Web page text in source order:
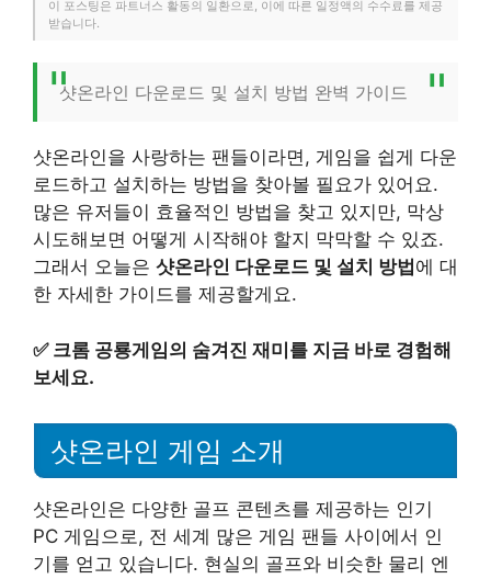
이 포스팅은 파트너스 활동의 일환으로, 이에 따른 일정액의 수수료를 제공
받습니다.
샷온라인 다운로드 및 설치 방법 완벽 가이드
샷온라인을 사랑하는 팬들이라면, 게임을 쉽게 다운
로드하고 설치하는 방법을 찾아볼 필요가 있어요.
많은 유저들이 효율적인 방법을 찾고 있지만, 막상
시도해보면 어떻게 시작해야 할지 막막할 수 있죠.
그래서 오늘은 샷온라인 다운로드 및 설치 방법 에 대
한 자세한 가이드를 제공할게요.
✅ 크롬 공룡게임의 숨겨진 재미를 지금 바로 경험해
보세요.
샷온라인 게임 소개
샷온라인은 다양한 골프 콘텐츠를 제공하는 인기
PC 게임으로, 전 세계 많은 게임 팬들 사이에서 인
기를 얻고 있습니다. 현실의 골프와 비슷한 물리 엔